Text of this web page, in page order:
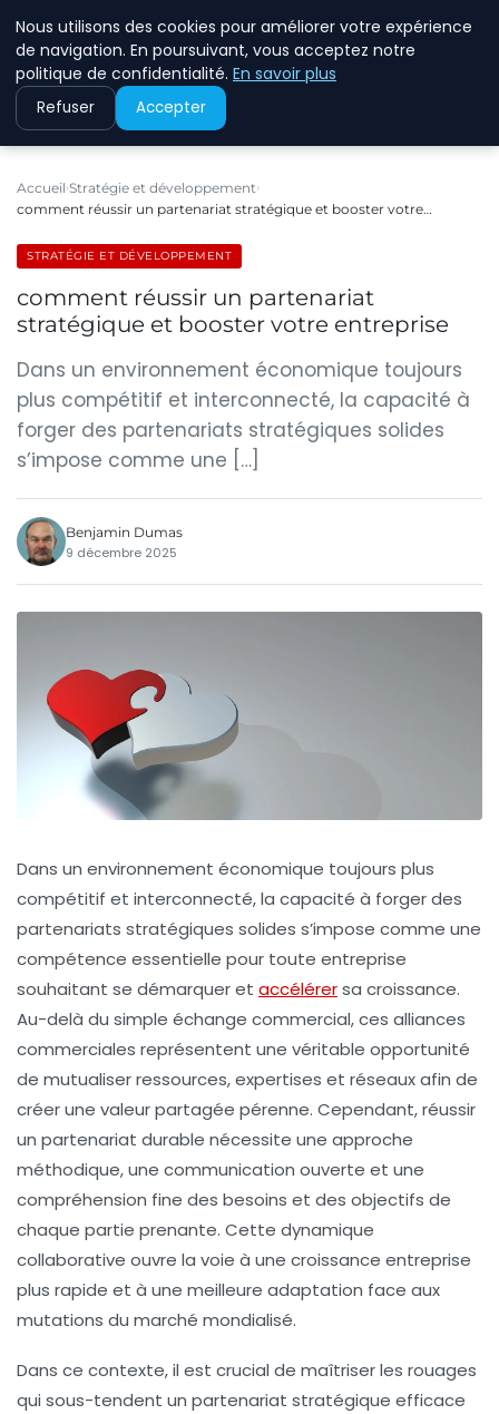
ECOMMCODE2
Accueil Stratégie et développement
comment réussir un partenariat stratégique et booster votre…
STRATÉGIE ET DÉVELOPPEMENT
comment réussir un partenariat
stratégique et booster votre entreprise
Dans un environnement économique toujours
plus compétitif et interconnecté, la capacité à
forger des partenariats stratégiques solides
s’impose comme une […]
Benjamin Dumas
9 décembre 2025
Dans un environnement économique toujours plus
compétitif et interconnecté, la capacité à forger des
partenariats stratégiques solides s’impose comme une
compétence essentielle pour toute entreprise
souhaitant se démarquer et accélérersa croissance.
Au-delà du simple échange commercial, ces alliances
commerciales représentent une véritable opportunité
de mutualiser ressources, expertises et réseaux afin de
créer une valeur partagée pérenne. Cependant, réussir
un partenariat durable nécessite une approche
méthodique, une communication ouverte et une
compréhension fine des besoins et des objectifs de
chaque partie prenante. Cette dynamique
collaborative ouvre la voie à une croissance entreprise
plus rapide et à une meilleure adaptation face aux
mutations du marché mondialisé.
Dans ce contexte, il est crucial de maîtriser les rouages
qui sous-tendent un partenariat stratégique efficace
Nous utilisons des cookies pour améliorer votre expérience
de navigation. En poursuivant, vous acceptez notre
politique de confidentialité. En savoir plus
Refuser Accepter